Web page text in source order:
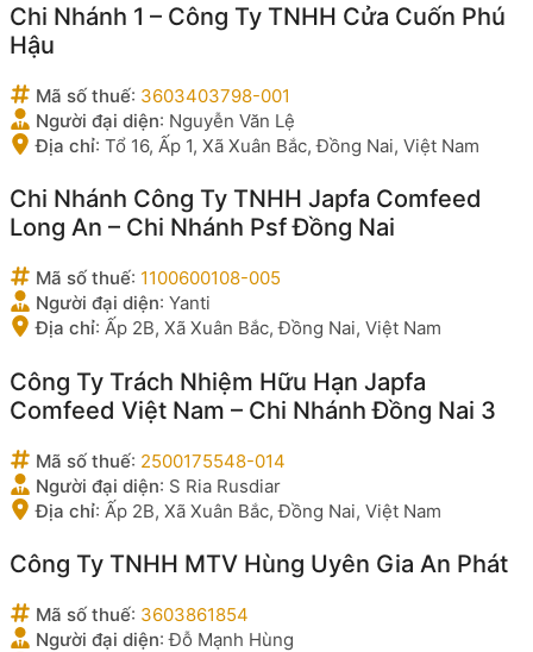
Chi Nhánh 1 – Công Ty TNHH Cửa Cuốn Phú
Hậu
Mã số thuế: 3603403798-001
Người đại diện: Nguyễn Văn Lệ
Địa chỉ: Tổ 16, Ấp 1, Xã Xuân Bắc, Đồng Nai, Việt Nam
Chi Nhánh Công Ty TNHH Japfa Comfeed
Long An – Chi Nhánh Psf Đồng Nai
Mã số thuế: 1100600108-005
Người đại diện: Yanti
Địa chỉ: Ấp 2B, Xã Xuân Bắc, Đồng Nai, Việt Nam
Công Ty Trách Nhiệm Hữu Hạn Japfa
Comfeed Việt Nam – Chi Nhánh Đồng Nai 3
Mã số thuế: 2500175548-014
Người đại diện: S Ria Rusdiar
Địa chỉ: Ấp 2B, Xã Xuân Bắc, Đồng Nai, Việt Nam
Công Ty TNHH MTV Hùng Uyên Gia An Phát
Mã số thuế: 3603861854
Người đại diện:Đỗ Mạnh Hùng